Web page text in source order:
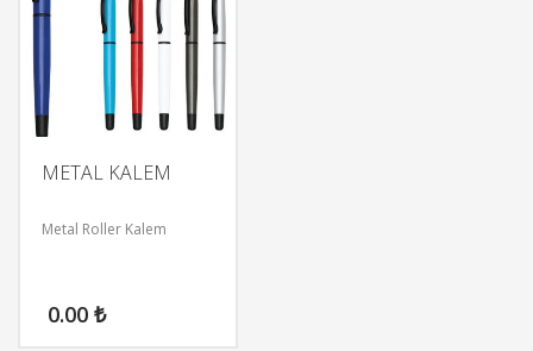
METAL KALEM
Metal Roller Kalem
0.00 ₺